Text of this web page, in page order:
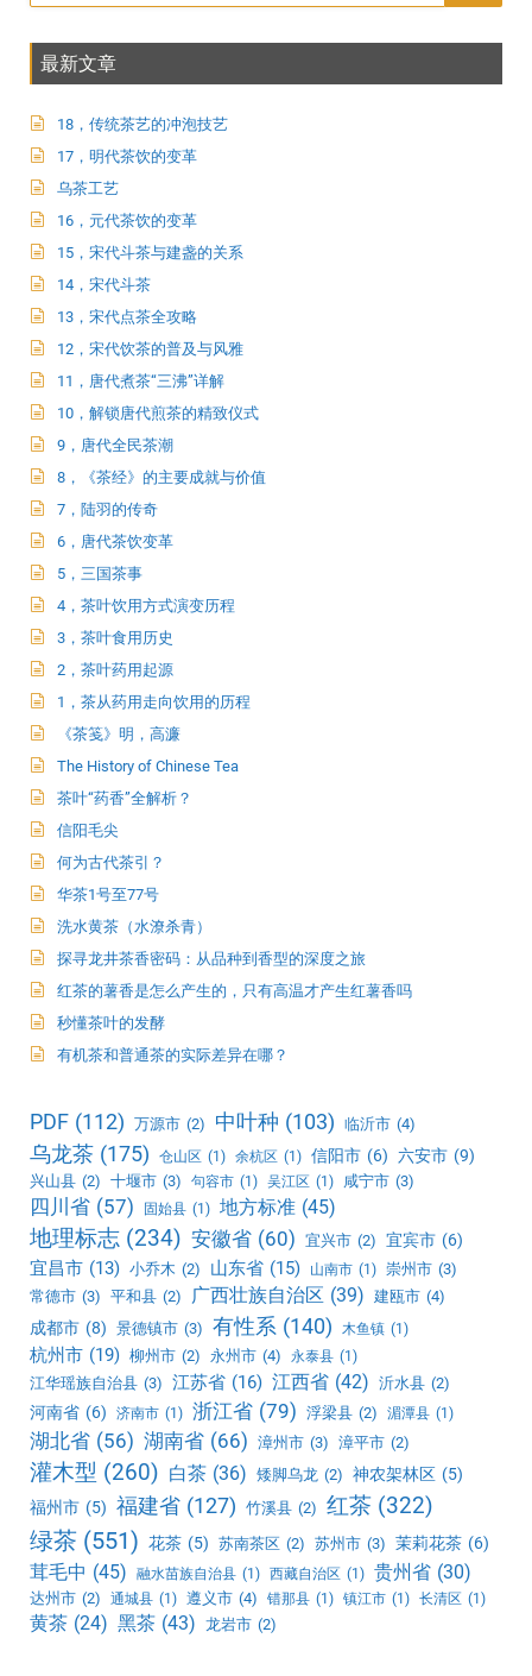
最新文章
18，传统茶艺的冲泡技艺
17，明代茶饮的变革
乌茶工艺
16，元代茶饮的变革
15，宋代斗茶与建盏的关系
14，宋代斗茶
13，宋代点茶全攻略
12，宋代饮茶的普及与风雅
11，唐代煮茶“三沸”详解
10，解锁唐代煎茶的精致仪式
9，唐代全民茶潮
8，《茶经》的主要成就与价值
7，陆羽的传奇
6，唐代茶饮变革
5，三国茶事
4，茶叶饮用方式演变历程
3，茶叶食用历史
2，茶叶药用起源
1，茶从药用走向饮用的历程
《茶笺》明，高濂
The History of Chinese Tea
茶叶“药香”全解析？
信阳毛尖
何为古代茶引？
华茶1号至77号
洗水黄茶（水潦杀青）
探寻龙井茶香密码：从品种到香型的深度之旅
红茶的薯香是怎么产生的，只有高温才产生红薯香吗
秒懂茶叶的发酵
有机茶和普通茶的实际差异在哪？
PDF (112) 万源市 (2) 中叶种 (103) 临沂市 (4)
乌龙茶 (175) 仓山区 (1) 余杭区 (1) 信阳市 (6) 六安市 (9)
兴山县 (2) 十堰市 (3) 句容市 (1) 吴江区 (1) 咸宁市 (3)
四川省 (57) 固始县 (1) 地方标准 (45)
地理标志 (234) 安徽省 (60) 宜兴市 (2) 宜宾市 (6)
宜昌市 (13) 小乔木 (2) 山东省 (15) 山南市 (1) 崇州市 (3)
常德市 (3) 平和县 (2) 广西壮族自治区 (39) 建瓯市 (4)
成都市 (8) 景德镇市 (3) 有性系 (140) 木鱼镇 (1)
杭州市 (19) 柳州市 (2) 永州市 (4) 永泰县 (1)
江华瑶族自治县 (3) 江苏省 (16) 江西省 (42) 沂水县 (2)
河南省 (6) 济南市 (1) 浙江省 (79) 浮梁县 (2) 湄潭县 (1)
湖北省 (56) 湖南省 (66) 漳州市 (3) 漳平市 (2)
灌木型 (260) 白茶 (36) 矮脚乌龙 (2) 神农架林区 (5)
福州市 (5) 福建省 (127) 竹溪县 (2) 红茶 (322)
绿茶 (551) 花茶 (5) 苏南茶区 (2) 苏州市 (3) 茉莉花茶 (6)
茸毛中 (45) 融水苗族自治县 (1) 西藏自治区 (1) 贵州省 (30)
达州市 (2) 通城县 (1) 遵义市 (4) 错那县 (1) 镇江市 (1) 长清区 (1)
黄茶 (24) 黑茶 (43) 龙岩市 (2)